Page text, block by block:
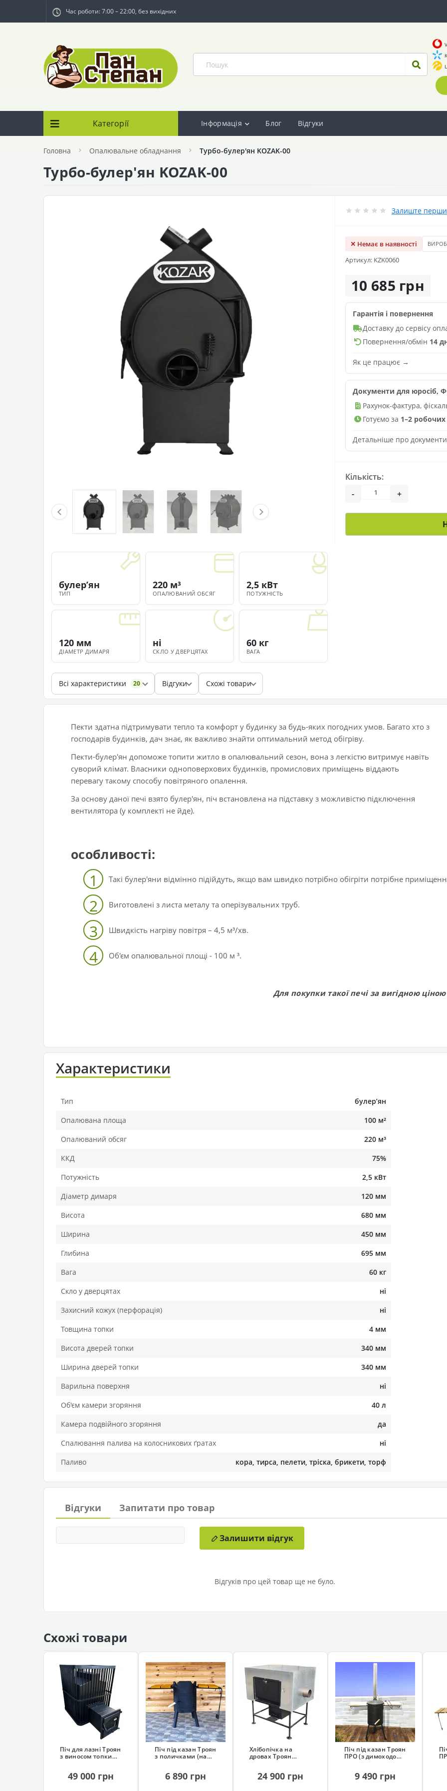
Час роботи: 7:00 – 22:00, без вихідних
Категорії Інформація Блог Відгуки
Головна Опалювальне обладнання Турбо-булер'ян KOZAK-00
Турбо-булер'ян KOZAK-00
Залиште
✕ Немає в наявності
Артикул: KZK0060
10 685 грн
Гарантія і повернення
Доставку до сервісу
Повернення/обмін 14
Як це працює →
Документи для юросіб,
Рахунок-фактура,
Готуємо за 1–2 робочих
Детальніше про
Кількість:
-
+
ТИП
булерʼян
ОПАЛЮВАНИЙ ОБСЯГ
220 м³
ПОТУЖНІСТЬ
2,5 кВт
ДІАМЕТР ДИМАРЯ
120 мм
СКЛО У ДВЕРЦЯТАХ
ні
ВАГА
60 кг
Всі характеристики 20 Відгуки Схожі товари
Пекти здатна підтримувати тепло та комфорт у будинку за будь-яких погодних умов. Багато хто з
господарів будинків, дач знає, як важливо знайти оптимальний метод обігріву.
Пекти-булер'ян допоможе топити житло в опалювальний сезон, вона з легкістю витримує навіть
суворий клімат. Власники одноповерхових будинків, промислових приміщень віддають
перевагу такому способу повітряного опалення.
За основу даної печі взято булер'ян, піч встановлена на підставку з можливістю підключення
вентилятора (у комплекті не йде).
особливості:
1 Такі булер'яни відмінно підійдуть, якщо вам швидко потрібно обігріти потрібне
2 Виготовлені з листа металу та оперізувальних труб.
3 Швидкість нагріву повітря – 4,5 м³/хв.
4 Об'єм опалювальної площі - 100 м ³.
Для покупки такої печі за вигідною
Характеристики
Тип
булерʼян
Опалювана площа
100 м²
Опалюваний обсяг
220 м³
ККД
75%
Потужність
2,5 кВт
Діаметр димаря
120 мм
Висота
680 мм
Ширина
450 мм
Глибина
695 мм
Вага
60 кг
Скло у дверцятах
ні
Захисний кожух (перфорація)
ні
Товщина топки
4 мм
Висота дверей топки
340 мм
Ширина дверей топки
340 мм
Варильна поверхня
ні
Об'єм камери згоряння
40 л
Камера подвійного згоряння
да
Спалювання палива на колосникових ґратах
ні
Паливо
кора, тирса, пелети, тріска, брикети, торф
Відгуки Запитати про товар
Залишити відгук
Відгуків про цей товар ще не було.
Схожі товари
Піч для лазні Троян
з виносом топки
49 000 грн
Піч під казан Троян
з поличками (на
6 890 грн
Хлібопічка на
дровах Троян
24 900 грн
Піч під казан Троян
ПРО (з димоходом,
9 490 грн